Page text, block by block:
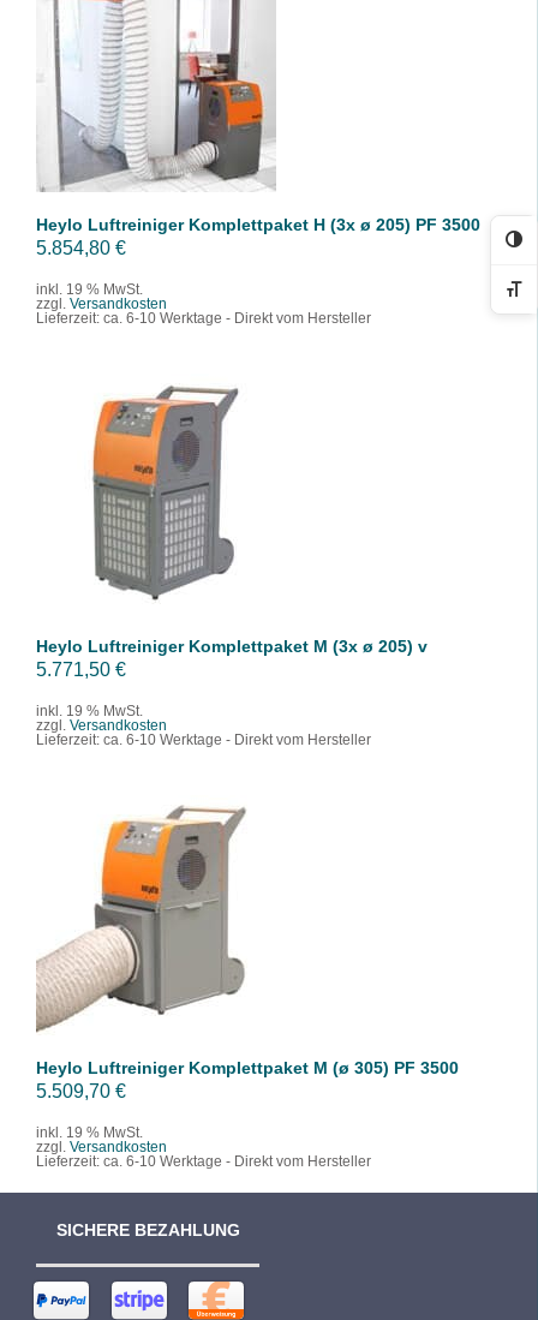
IN DEN WARENKORB
/
DETAILS
Heylo Luftreiniger Komplettpaket H (3x ø 205) PF 3500
5.854,80 €
inkl. 19 % MwSt.
zzgl. Versandkosten
Lieferzeit: ca. 6-10 Werktage - Direkt vom Hersteller
IN DEN WARENKORB
/
DETAILS
Heylo Luftreiniger Komplettpaket M (3x ø 205) v
5.771,50 €
inkl. 19 % MwSt.
zzgl. Versandkosten
Lieferzeit: ca. 6-10 Werktage - Direkt vom Hersteller
IN DEN WARENKORB
/
Heylo Luftreiniger Komplettpaket M (ø 305) PF 3500
5.509,70 €
inkl. 19 % MwSt.
zzgl. Versandkosten
Lieferzeit: ca. 6-10 Werktage - Direkt vom Hersteller
SICHERE BEZAHLUNG